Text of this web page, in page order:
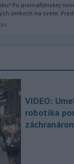
Po promafiánskej
únikoch na svete.
VIDEO:
robotika